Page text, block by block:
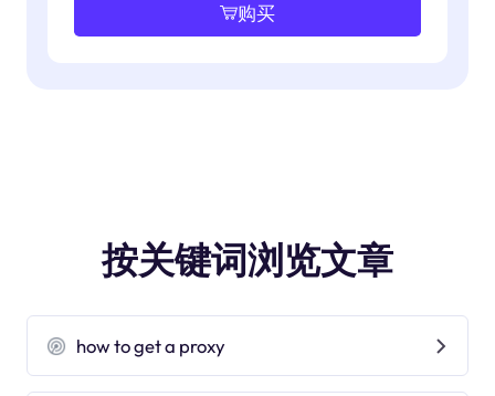
购买
按关键词浏览文章
how to get a proxy